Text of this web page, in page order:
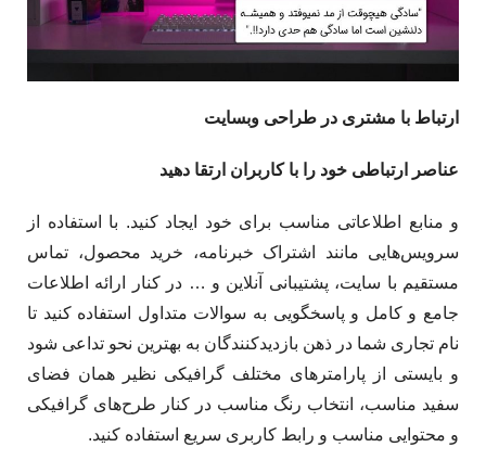
ارتباط با مشتری در طراحی وبسایت
عناصر ارتباطی خود را با کاربران ارتقا دهید
و منابع اطلاعاتی مناسب برای خود ایجاد کنید. با استفاده از
سرویس‌هایی مانند اشتراک خبرنامه، خرید محصول، تماس
مستقیم با سایت، پشتیبانی آنلاین و … در کنار ارائه اطلاعات
جامع و کامل و پاسخگویی به سوالات متداول استفاده کنید تا
نام تجاری شما در ذهن بازدیدکنندگان به بهترین نحو تداعی شود
و بایستی از پارامترهای مختلف گرافیکی نظیر همان فضای
سفید مناسب، انتخاب رنگ مناسب در کنار طرح‌های گرافیکی
و محتوایی مناسب و رابط کاربری سریع استفاده کنید.